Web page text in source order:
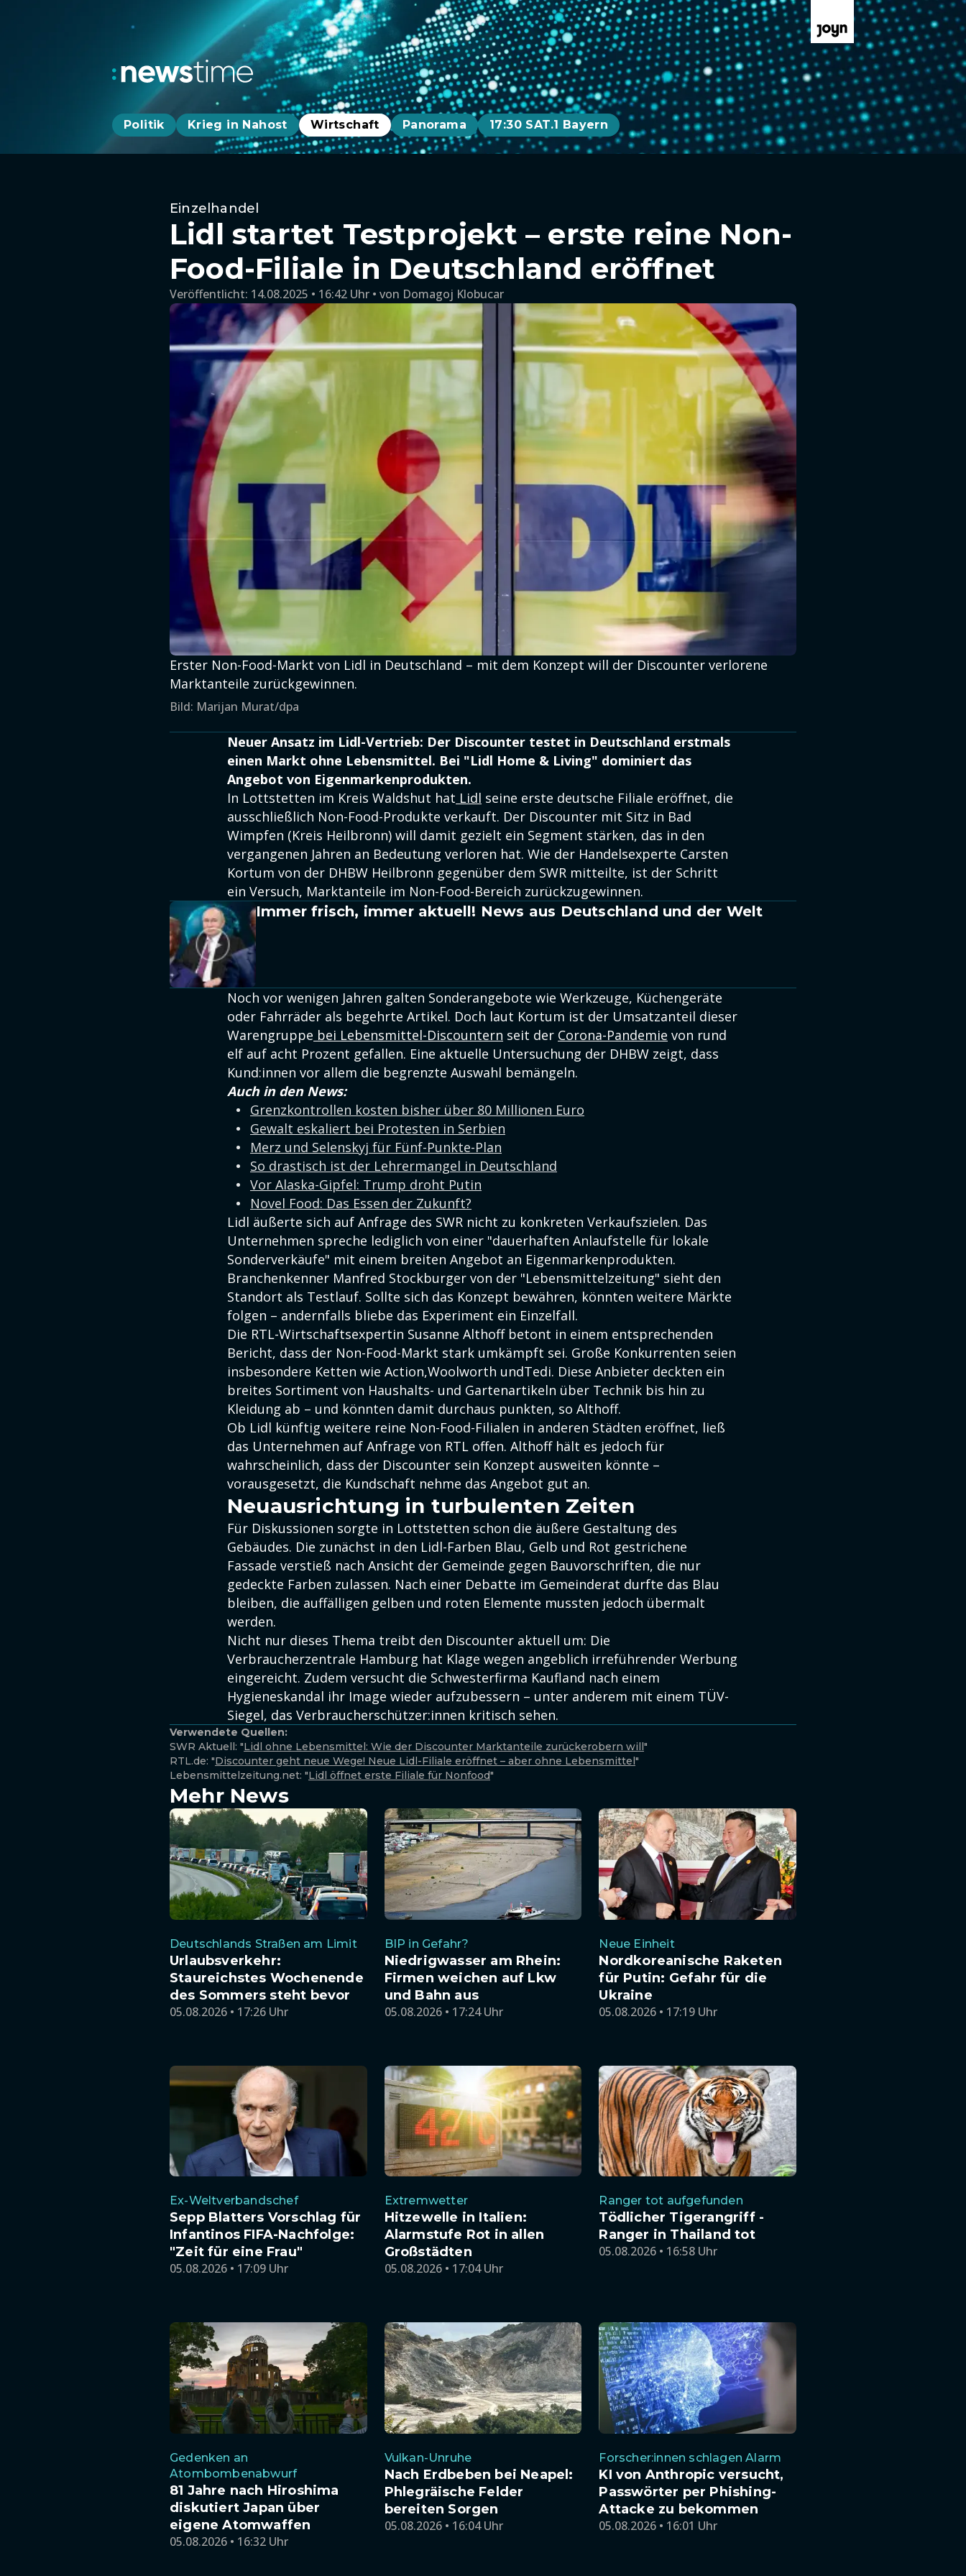
Politik Krieg in Nahost Wirtschaft Panorama 17:30 SAT.1 Bayern
Einzelhandel
Lidl startet Testprojekt – erste reine Non-
Food-Filiale in Deutschland eröffnet
Veröffentlicht: 14.08.2025 • 16:42 Uhr von Domagoj Klobucar
Erster Non-Food-Markt von Lidl in Deutschland – mit dem Konzept will der Discounter verlorene
Marktanteile zurückgewinnen.
Bild: Marijan Murat/dpa
Neuer Ansatz im Lidl-Vertrieb: Der Discounter testet in Deutschland erstmals
einen Markt ohne Lebensmittel. Bei "Lidl Home & Living" dominiert das
Angebot von Eigenmarkenprodukten.
In Lottstetten im Kreis Waldshut hat Lidl seine erste deutsche Filiale eröffnet, die
ausschließlich Non-Food-Produkte verkauft. Der Discounter mit Sitz in Bad
Wimpfen (Kreis Heilbronn) will damit gezielt ein Segment stärken, das in den
vergangenen Jahren an Bedeutung verloren hat. Wie der Handelsexperte Carsten
Kortum von der DHBW Heilbronn gegenüber dem SWR mitteilte, ist der Schritt
ein Versuch, Marktanteile im Non-Food-Bereich zurückzugewinnen.
Immer frisch, immer aktuell! News aus Deutschland und der Welt
Noch vor wenigen Jahren galten Sonderangebote wie Werkzeuge, Küchengeräte
oder Fahrräder als begehrte Artikel. Doch laut Kortum ist der Umsatzanteil dieser
Warengruppe bei Lebensmittel-Discountern seit der Corona-Pandemie von rund
elf auf acht Prozent gefallen. Eine aktuelle Untersuchung der DHBW zeigt, dass
Kund:innen vor allem die begrenzte Auswahl bemängeln.
Auch in den News:
Grenzkontrollen kosten bisher über 80 Millionen Euro
Gewalt eskaliert bei Protesten in Serbien
Merz und Selenskyj für Fünf-Punkte-Plan
So drastisch ist der Lehrermangel in Deutschland
Vor Alaska-Gipfel: Trump droht Putin
Novel Food: Das Essen der Zukunft?
Lidl äußerte sich auf Anfrage des SWR nicht zu konkreten Verkaufszielen. Das
Unternehmen spreche lediglich von einer "dauerhaften Anlaufstelle für lokale
Sonderverkäufe" mit einem breiten Angebot an Eigenmarkenprodukten.
Branchenkenner Manfred Stockburger von der "Lebensmittelzeitung" sieht den
Standort als Testlauf. Sollte sich das Konzept bewähren, könnten weitere Märkte
folgen – andernfalls bliebe das Experiment ein Einzelfall.
Die RTL-Wirtschaftsexpertin Susanne Althoff betont in einem entsprechenden
Bericht, dass der Non-Food-Markt stark umkämpft sei. Große Konkurrenten seien
insbesondere Ketten wie Action,Woolworth undTedi. Diese Anbieter deckten ein
breites Sortiment von Haushalts- und Gartenartikeln über Technik bis hin zu
Kleidung ab – und könnten damit durchaus punkten, so Althoff.
Ob Lidl künftig weitere reine Non-Food-Filialen in anderen Städten eröffnet, ließ
das Unternehmen auf Anfrage von RTL offen. Althoff hält es jedoch für
wahrscheinlich, dass der Discounter sein Konzept ausweiten könnte –
vorausgesetzt, die Kundschaft nehme das Angebot gut an.
Neuausrichtung in turbulenten Zeiten
Für Diskussionen sorgte in Lottstetten schon die äußere Gestaltung des
Gebäudes. Die zunächst in den Lidl-Farben Blau, Gelb und Rot gestrichene
Fassade verstieß nach Ansicht der Gemeinde gegen Bauvorschriften, die nur
gedeckte Farben zulassen. Nach einer Debatte im Gemeinderat durfte das Blau
bleiben, die auffälligen gelben und roten Elemente mussten jedoch übermalt
werden.
Nicht nur dieses Thema treibt den Discounter aktuell um: Die
Verbraucherzentrale Hamburg hat Klage wegen angeblich irreführender Werbung
eingereicht. Zudem versucht die Schwesterfirma Kaufland nach einem
Hygieneskandal ihr Image wieder aufzubessern – unter anderem mit einem TÜV-
Siegel, das Verbraucherschützer:innen kritisch sehen.
Verwendete Quellen:
SWR Aktuell: "Lidl ohne Lebensmittel: Wie der Discounter Marktanteile zurückerobern will"
RTL.de: "Discounter geht neue Wege! Neue Lidl-Filiale eröffnet – aber ohne Lebensmittel"
Lebensmittelzeitung.net: "Lidl öffnet erste Filiale für Nonfood"
Mehr News
Deutschlands Straßen am Limit
Urlaubsverkehr:
Staureichstes Wochenende
des Sommers steht bevor
05.08.2026 • 17:26 Uhr
BIP in Gefahr?
Niedrigwasser am Rhein:
Firmen weichen auf Lkw
und Bahn aus
05.08.2026 • 17:24 Uhr
Neue Einheit
Nordkoreanische Raketen
für Putin: Gefahr für die
Ukraine
05.08.2026 • 17:19 Uhr
Ex-Weltverbandschef
Sepp Blatters Vorschlag für
Infantinos FIFA-Nachfolge:
"Zeit für eine Frau"
05.08.2026 • 17:09 Uhr
Extremwetter
Hitzewelle in Italien:
Alarmstufe Rot in allen
Großstädten
05.08.2026 • 17:04 Uhr
Ranger tot aufgefunden
Tödlicher Tigerangriff -
Ranger in Thailand tot
05.08.2026 • 16:58 Uhr
Gedenken an
Atombombenabwurf
81 Jahre nach Hiroshima
diskutiert Japan über
eigene Atomwaffen
05.08.2026 • 16:32 Uhr
Vulkan-Unruhe
Nach Erdbeben bei Neapel:
Phlegräische Felder
bereiten Sorgen
05.08.2026 • 16:04 Uhr
Forscher:innen schlagen Alarm
KI von Anthropic versucht,
Passwörter per Phishing-
Attacke zu bekommen
05.08.2026 • 16:01 Uhr